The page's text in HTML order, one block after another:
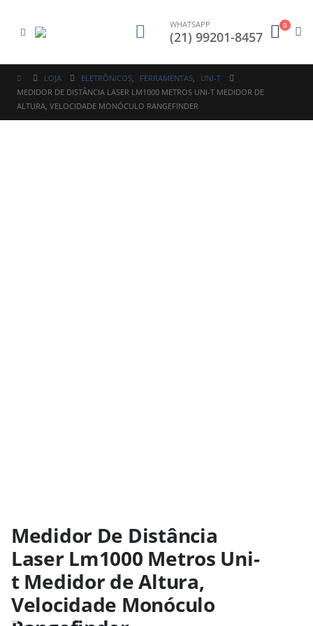
WHATSAPP
(21) 99201-8457
0
LOJA ELETRÔNICOS, FERRAMENTAS,
UNI-T
MEDIDOR DE DISTÂNCIA LASER LM1000 METROS UNI-T MEDIDOR DE
ALTURA, VELOCIDADE MONÓCULO RANGEFINDER
Medidor De Distância
Laser Lm1000 Metros Uni-
t Medidor de Altura,
Velocidade Monóculo